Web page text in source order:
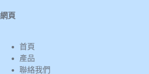
網頁
首頁
產品
聯絡我們